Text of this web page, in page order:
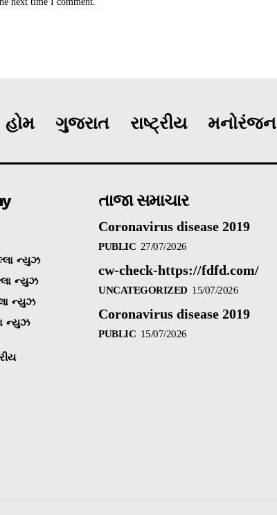
હોમ ગુજરાત રાષ્ટ્રીય મનોરંજન
ન્યુઝ
ન્યુઝ
ન્યુઝ
ન્યુઝ
તાજા સમાચાર
Coronavirus disease 2019
PUBLIC 27/07/2026
cw-check-https://fdfd.com/
UNCATEGORIZED 15/07/2026
Coronavirus disease 2019
PUBLIC 15/07/2026